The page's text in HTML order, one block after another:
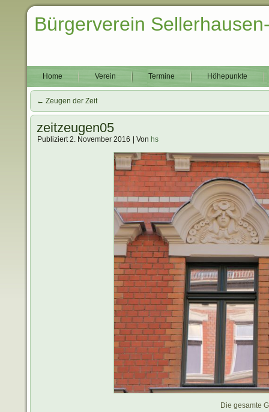
Bürgerverein
Home Verein Termine Höhepunkte
← Zeugen der Zeit
zeitzeugen05
Publiziert 2. November 2016 Von hs
Die gesamte